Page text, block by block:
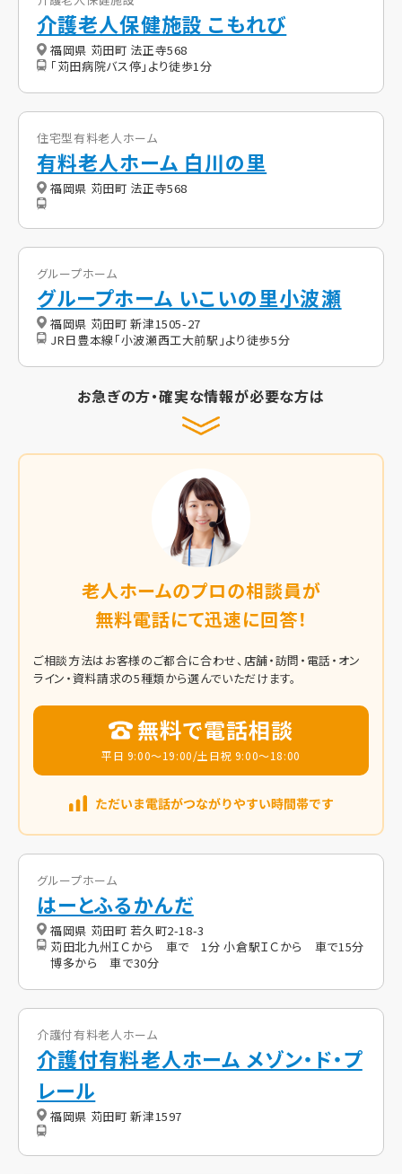
介護老人保健施設 こもれび
福岡県 苅田町 法正寺568
「苅田病院バス停」より徒歩1分
住宅型有料老人ホーム
有料老人ホーム 白川の里
福岡県 苅田町 法正寺568
グループホーム
グループホーム いこいの里小波瀬
福岡県 苅田町 新津1505-27
JR日豊本線「小波瀬西工大前駅」より徒歩5分
お急ぎの方・確実な情報が必要な方は
老人ホームのプロの相談員が
無料電話にて迅速に回答！
ご相談方法はお客様のご都合に合わせ、店舗・訪問・電話・オン
ライン・資料請求の5種類から選んでいただけます。
無料で電話相談
平日 9:00～19:00/土日祝 9:00～18:00
グループホーム
はーとふるかんだ
福岡県 苅田町 若久町2-18-3
苅田北九州ＩＣから 車で 1分 小倉駅ＩＣから 車で15分
博多から 車で30分
介護付有料老人ホーム
介護付有料老人ホーム メゾン・ド・プ
レール
福岡県 苅田町 新津1597